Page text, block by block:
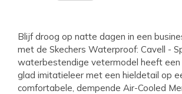
Blijf droog op natte dagen in een
met de Skechers Waterproof: Cavell -
waterbestendige vetermodel heeft een
glad imitatieleer met een hieldetail op
comfortabele, dempende Air-Cooled